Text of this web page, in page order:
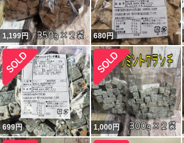
1,199円 680円
699円 1,000円